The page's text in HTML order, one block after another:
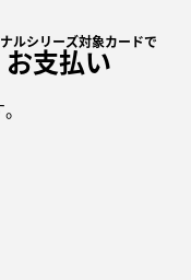
ルシリーズ対象カードで
お支払い